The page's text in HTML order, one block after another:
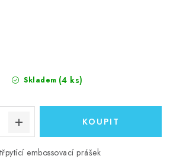
Skladem (4 ks)
embossovací prášek